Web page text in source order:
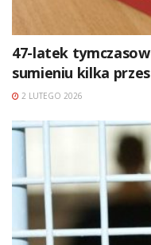
47-latek
sumieniu kilka
2 LUTEGO 2026